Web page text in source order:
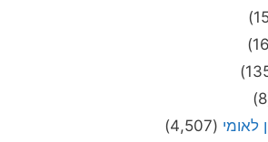
לאומי (4,507)